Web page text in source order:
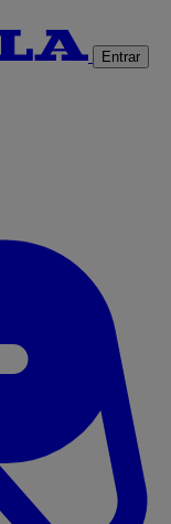
Entrar